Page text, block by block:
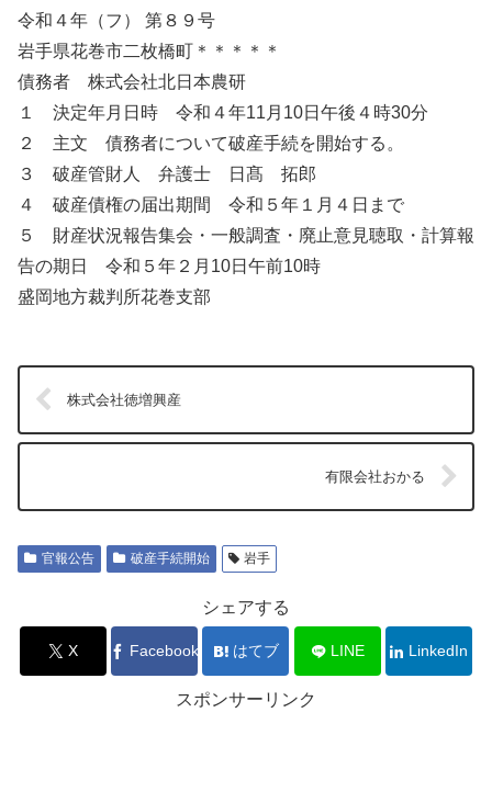
令和４年（フ） 第８９号
岩手県花巻市二枚橋町＊＊＊＊＊
債務者 株式会社北日本農研
１ 決定年月日時 令和４年11月10日午後４時30分
２ 主文 債務者について破産手続を開始する。
３ 破産管財人 弁護士 日髙 拓郎
４ 破産債権の届出期間 令和５年１月４日まで
５ 財産状況報告集会・一般調査・廃止意見聴取・計算報
告の期日 令和５年２月10日午前10時
盛岡地方裁判所花巻支部
株式会社徳増興産
有限会社おかる
官報公告 破産手続開始 岩手
シェアする
X Facebook はてブ LINE LinkedIn
スポンサーリンク